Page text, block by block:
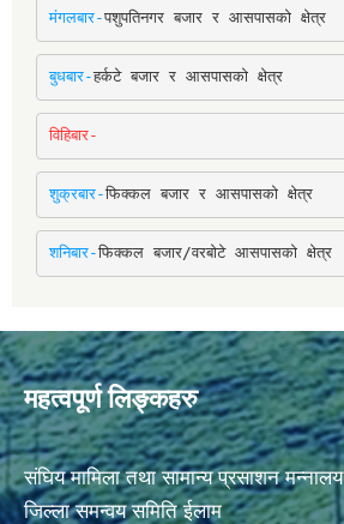
मंगलबार-पशुपतिनगर बजार र आसपासको क्षेत्र
बुधबार-हर्कटे बजार र आसपासको क्षेत्र
विहिबार-
शुक्रबार-फिक्कल बजार र आसपासको क्षेत्र
शनिबार-फिक्कल बजार/वरबोटे आसपासको क्षेत्र
महत्वपूर्ण लिङ्कहरु
संघिय मामिला तथा सामान्य प्रसाशन मन्नालय
जिल्ला समन्वय समिति ईलाम